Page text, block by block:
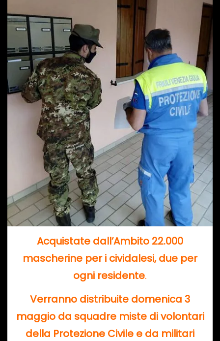
Acquistate dall’Ambito 22.000
mascherine per i cividalesi, due per
ogni residente.
Verranno distribuite domenica 3
maggio da squadre miste di volontari
della Protezione Civile e da militari